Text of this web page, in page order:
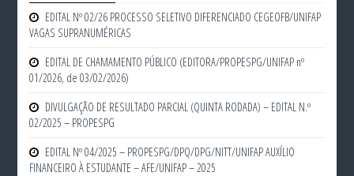
EDITAL Nº 02/26 PROCESSO SELETIVO DIFERENCIADO CEGEOFB/UNIFAP
VAGAS SUPRANUMÉRICAS
EDITAL DE CHAMAMENTO PÚBLICO (EDITORA/PROPESPG/UNIFAP nº
01/2026, de 03/02/2026)
DIVULGAÇÃO DE RESULTADO PARCIAL (QUINTA RODADA) – EDITAL N.º
02/2025 – PROPESPG
EDITAL Nº 04/2025 – PROPESPG/DPQ/DPG/NITT/UNIFAP AUXÍLIO
FINANCEIRO À ESTUDANTE – AFE/UNIFAP – 2025